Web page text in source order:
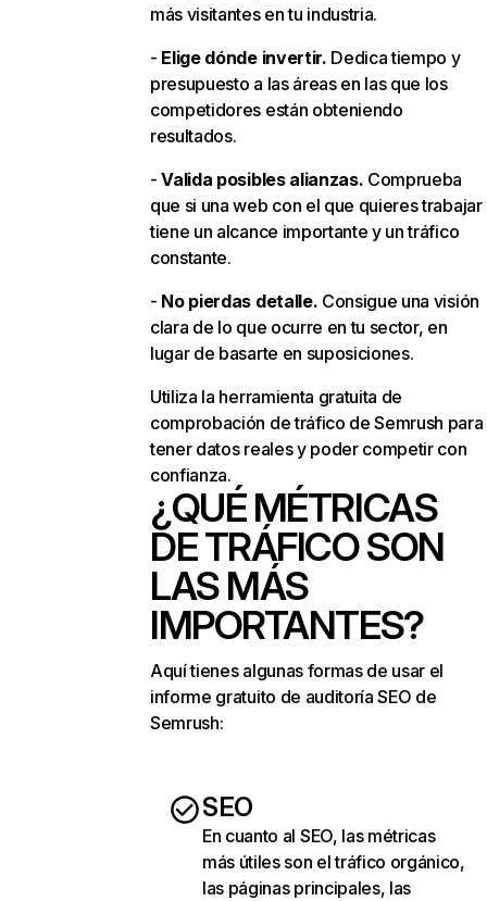
más visitantes en tu industria.
- Elige dónde invertir. Dedica tiempo y
presupuesto a las áreas en las que los
competidores están obteniendo
resultados.
-Valida posibles alianzas. Comprueba
que si una web con el que quieres trabajar
tiene un alcance importante y un tráfico
constante.
- No pierdas detalle. Consigue una visión
clara de lo que ocurre en tu sector, en
lugar de basarte en suposiciones.
Utiliza la herramienta gratuita de
comprobación de tráfico de Semrush para
tener datos reales y poder competir con
confianza.
¿QUÉ MÉTRICAS
DE TRÁFICO SON
LAS MÁS
IMPORTANTES?
Aquí tienes algunas formas de usar el
informe gratuito de auditoría SEO de
Semrush:
SEO
En cuanto al SEO, las métricas
más útiles son el tráfico orgánico,
las páginas principales, las